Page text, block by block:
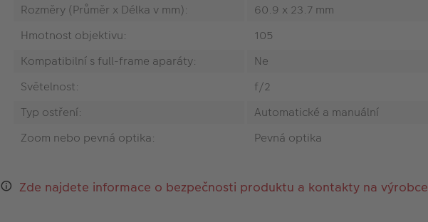
Rozměry (Průměr x Délka v mm):
60.9 x 23.7 mm
Hmotnost objektivu:
105
Kompatibilní s full-frame aparáty:
Ne
Světelnost:
f/2
Typ ostření:
Automatické a manuální
Zoom nebo pevná optika:
Pevná optika
Zde najdete informace o bezpečnosti produktu a kontakty na výrobce